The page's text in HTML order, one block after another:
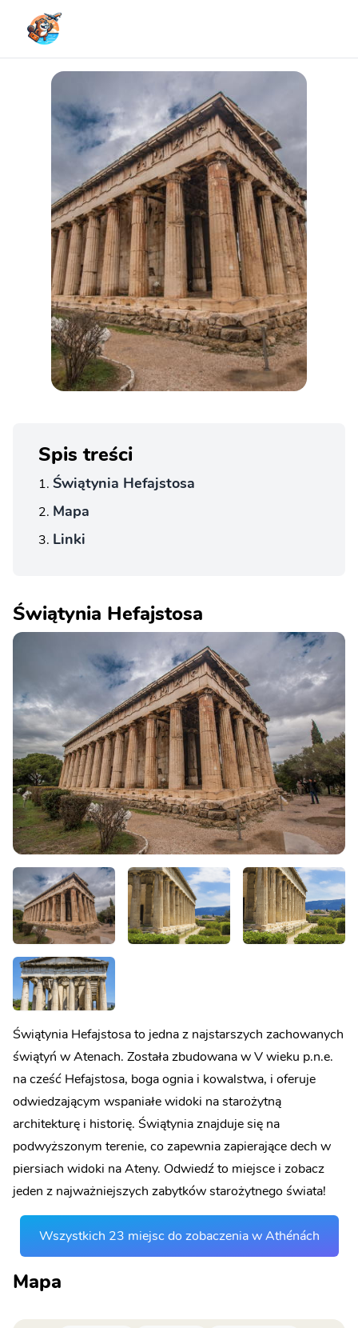
Spis treści
Świątynia Hefajstosa
Mapa
Linki
Świątynia Hefajstosa
Świątynia Hefajstosa to jedna z najstarszych zachowanych
świątyń w Atenach. Została zbudowana w V wieku p.n.e.
na cześć Hefajstosa, boga ognia i kowalstwa, i oferuje
odwiedzającym wspaniałe widoki na starożytną
architekturę i historię. Świątynia znajduje się na
podwyższonym terenie, co zapewnia zapierające dech w
piersiach widoki na Ateny. Odwiedź to miejsce i zobacz
jeden z najważniejszych zabytków starożytnego świata!
Wszystkich 23 miejsc do zobaczenia w Athénách
Mapa